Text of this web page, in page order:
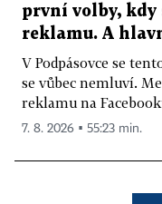
první volby,
reklamu. A
V Podpásovce se
se vůbec nemluví.
reklamu na
7. 8. 2026 ▪ 55:23 min.